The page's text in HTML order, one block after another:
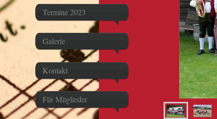
Termine 2023
Galerie
Kontakt
Für Mitglieder